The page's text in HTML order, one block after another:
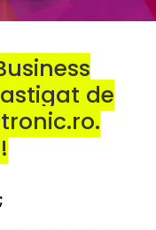
de